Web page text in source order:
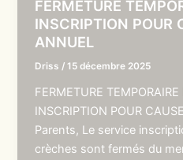
FERMETURE
INSCRIPTION POUR
ANNUEL
Driss /15 décembre 2025
FERMETURE
INSCRIPTION POUR
Parents, Le service
crèches sont fermés du